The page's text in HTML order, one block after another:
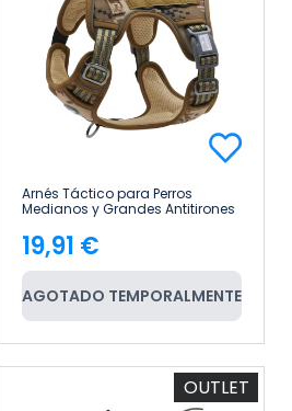
Arnés Táctico para Perros
Medianos y Grandes Antitirones
S Glückpet
Precio
19,91 €
AGOTADO TEMPORALMENTE
OUTLET